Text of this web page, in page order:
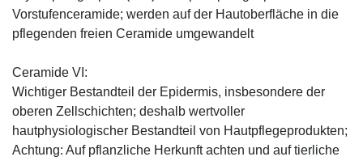
Vorstufenceramide; werden auf der Hautoberfläche in die
pflegenden freien Ceramide umgewandelt
Ceramide VI:
Wichtiger Bestandteil der Epidermis, insbesondere der
oberen Zellschichten; deshalb wertvoller
hautphysiologischer Bestandteil von Hautpflegeprodukten;
Achtung: Auf pflanzliche Herkunft achten und auf tierliche